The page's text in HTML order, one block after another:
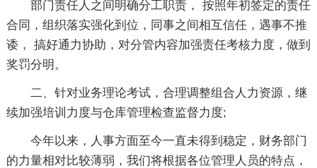
部门责任人之间明确分工职责， 按照年初签定的责任
合同，组织落实强化到位，同事之间相互信任，遇事不推
诿， 搞好通力协助，对分管内容加强责任考核力度，做到
奖罚分明。
二、针对业务理论考试，合理调整组合人力资源，继
续加强培训力度与仓库管理检查监督力度;
今年以来，人事方面至今一直未得到稳定，财务部门
的力量相对比较薄弱，我们将根据各位管理人员的特点，